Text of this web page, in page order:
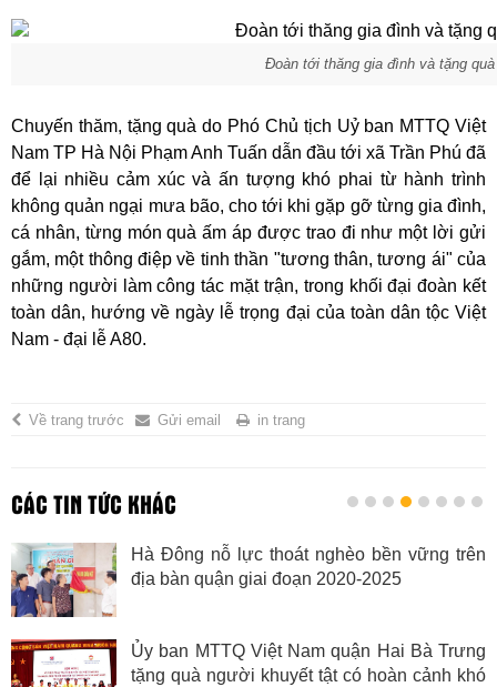
Đoàn tới thăng gia đình và tặng
Chuyến thăm, tặng quà do Phó Chủ tịch Uỷ ban MTTQ Việt
Nam TP Hà Nội Phạm Anh Tuấn dẫn đầu tới xã Trần Phú đã
để lại nhiều cảm xúc và ấn tượng khó phai từ hành trình
không quản ngại mưa bão, cho tới khi gặp gỡ từng gia đình,
cá nhân, từng món quà ấm áp được trao đi như một lời gửi
gắm, một thông điệp về tinh thần "tương thân, tương ái" của
những người làm công tác mặt trận, trong khối đại đoàn kết
toàn dân, hướng về ngày lễ trọng đại của toàn dân tộc Việt
Nam - đại lễ A80.
Về trang trước Gửi email in trang
CÁC TIN TỨC KHÁC
trên
khó
Huyện Thường Tín trao kinh phí
nhà Đại đoàn kết
Ban vận động “Quỹ người
Thanh Xuân hỗ trợ học sinh khiếm